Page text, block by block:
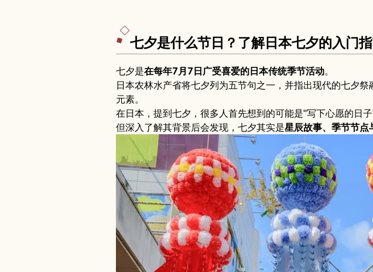
七夕是什么节日？了解日本七夕的入门
七夕是在每年7月7日广受喜爱的日本传统季节活动。
日本农林水产省将七夕列为五节句之一，并指出现代的七夕
元素。
在日本，提到七夕，很多人首先想到的可能是"写下心愿的日子"
但深入了解其背景后会发现，七夕其实是星辰故事、季节节点